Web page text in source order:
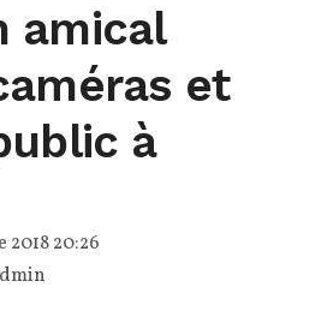
amical
et
à
2018 20:26